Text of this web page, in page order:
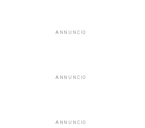
ANNUNCIO
ANNUNCIO
ANNUNCIO